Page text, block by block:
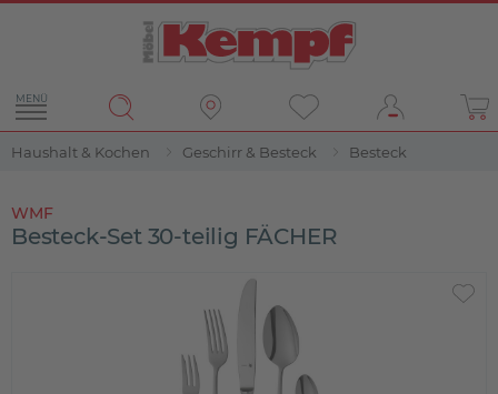
MENÜ
Haushalt & Kochen Geschirr & Besteck Besteck
WMF
Besteck-Set 30-teilig FÄCHER